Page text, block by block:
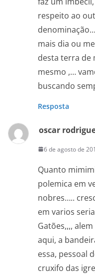
respeito ao
mais dia ou
desta terra de
mesmo ,…
buscando
Resposta
oscar
6 de agosto de
Quanto
polemica em
nobres…..
em varios
Gatões,,,,
aqui, a
essa, pessoal
cruxifo das